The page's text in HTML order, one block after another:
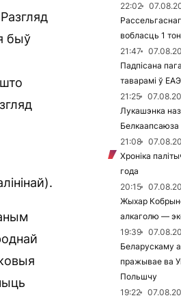
быў
22:02
вобласць 1
21:47
Падпісана
таварамі ў
21:25
Лукашэнка
Белкаапсаюза
21:08
Хроніка
года
20:15
Жыхар
алкаголю —
19:39
Беларускаму
пражывае ва
Польшчу
19:22